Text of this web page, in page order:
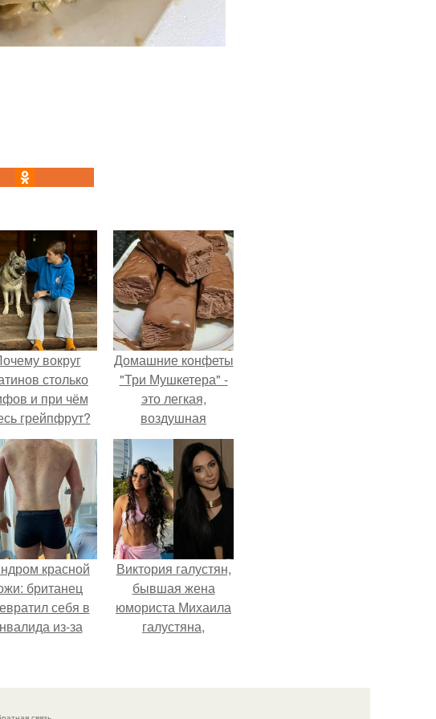
вокруг
столько
и при чём
грейпфрут?
Домашние конфеты
"Три Мушкетера" -
это легкая,
воздушная
шоколадная нуга,
покрытая
молочным
шоколадом.
красной
британец
себя в
из-за
мази.
Виктория галустян,
бывшая жена
юмориста Михаила
галустяна,
последствиях